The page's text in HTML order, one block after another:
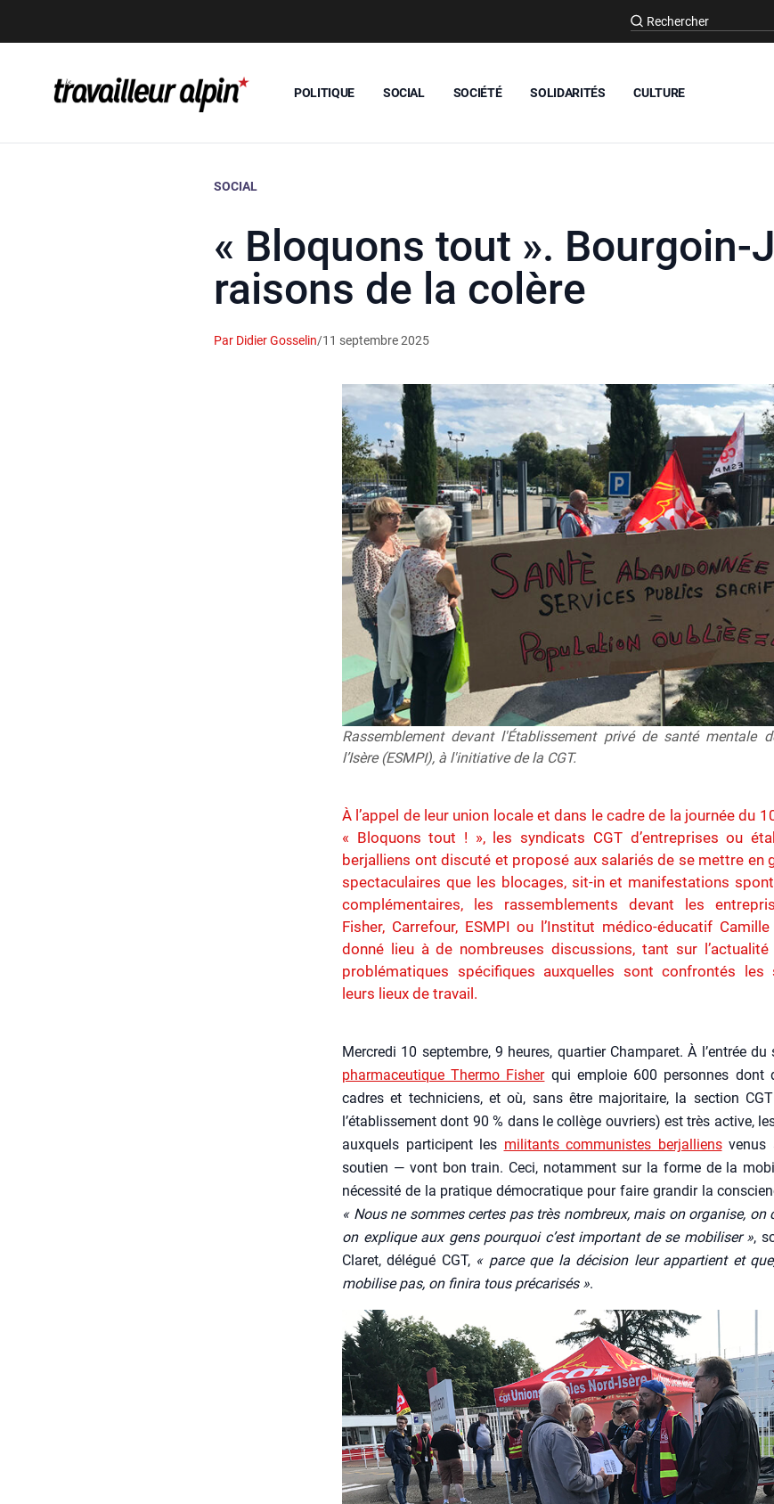
POLITIQUE SOCIAL SOCIÉTÉ SOLIDARITÉS CULTURE
SOCIAL
« Bloquons tout ». Bourgoin-
raisons de la colère
Par Didier Gosselin/11 septembre 2025
Rassemblement devant l'Établissement privé de santé mentale
l’Isère (ESMPI), à l'initiative de la CGT.
À l’appel de leur union locale et dans le cadre de la journée du
« Bloquons tout ! », les syndicats CGT d’entreprises ou
berjalliens ont discuté et proposé aux salariés de se mettre en
spectaculaires que les blocages, sit-in et manifestations
complémentaires, les rassemblements devant les
Fisher, Carrefour, ESMPI ou l’Institut médico-éducatif
donné lieu à de nombreuses discussions, tant sur
problématiques spécifiques auxquelles sont confrontés les
leurs lieux de travail.
Mer­cre­di 10 sep­tembre, 9 heures, quar­tier Cham­pa­ret. À l’entrée du
phar­ma­ceu­tique Ther­mo Fisherqui emploie 600 per­sonnes dont
cadres et tech­ni­ciens, et où, sans être majo­ri­taire, la sec­tion
l’établissement dont 90 % dans le col­lège ouvriers) est très active,
aux­quels par­ti­cipent les mili­tants com­mu­nistes ber­jal­liensvenus
sou­tien — vont bon train. Ceci, notam­ment sur la forme de la
néces­si­té de la pra­tique démo­cra­tique pour faire gran­dir la
« Nous ne sommes certes pas très nom­breux, mais on orga­nise, on
on explique aux gens pour­quoi c’est impor­tant de se mobi­li­ser »,
Cla­ret, délé­gué CGT, « parce que la déci­sion leur appar­tient et
mobi­lise pas, on fini­ra tous pré­ca­ri­sés ».